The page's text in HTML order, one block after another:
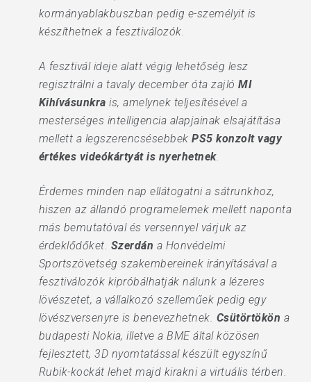
kormányablakbuszban pedig e-személyit is
készíthetnek a fesztiválozók.
A fesztivál ideje alatt végig lehetőség lesz
regisztrálni a tavaly december óta zajlóMI
Kihívásunkra is, amelynek teljesítésével a
mesterséges intelligencia alapjainak elsajátítása
mellett a legszerencsésebbekPS5 konzolt vagy
értékes videókártyát is nyerhetnek.
Érdemes minden nap ellátogatni a sátrunkhoz,
hiszen az állandó programelemek mellett naponta
más bemutatóval és versennyel várjuk az
érdeklődőket. Szerdán a Honvédelmi
Sportszövetség szakembereinek irányításával a
fesztiválozók kipróbálhatják nálunk a lézeres
lövészetet, a vállalkozó szelleműek pedig egy
lövészversenyre is benevezhetnek. Csütörtökön a
budapesti Nokia, illetve a BME által közösen
fejlesztett, 3D nyomtatással készült egyszínű
Rubik-kockát lehet majd kirakni a virtuális térben.